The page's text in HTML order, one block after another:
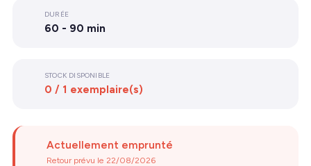
DURÉE
60 - 90 min
STOCK DISPONIBLE
0 / 1 exemplaire(s)
Actuellement emprunté
Retour prévu le 22/08/2026